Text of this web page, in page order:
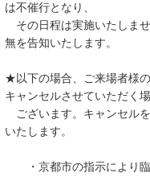
は不催行となり、
その日程は実施いたしま
無を告知いたします。
★以下の場合、ご来場者様
キャンセルさせていただく
ございます。キャンセル
いたします。
・京都市の指示により臨